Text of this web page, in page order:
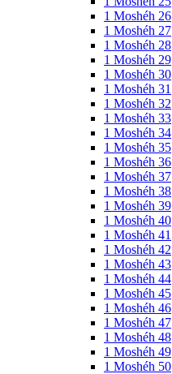
1 Moshéh 26
1 Moshéh 27
1 Moshéh 28
1 Moshéh 29
1 Moshéh 30
1 Moshéh 31
1 Moshéh 32
1 Moshéh 33
1 Moshéh 34
1 Moshéh 35
1 Moshéh 36
1 Moshéh 37
1 Moshéh 38
1 Moshéh 39
1 Moshéh 40
1 Moshéh 41
1 Moshéh 42
1 Moshéh 43
1 Moshéh 44
1 Moshéh 45
1 Moshéh 46
1 Moshéh 47
1 Moshéh 48
1 Moshéh 49
1 Moshéh 50